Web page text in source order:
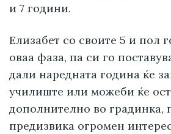
и 7 години.
Елизабет со своите 5 и пол
оваа фаза, па си го
дали наредната година ќе
училиште или можеби ќе
дополнително во градинка,
предизвика огромен